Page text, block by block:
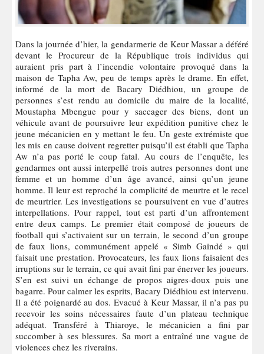
Dans la journée d’hier, la gendarmerie de Keur Massar a déféré
devant le Procureur de la République trois individus qui
auraient pris part à l’incendie volontaire provoqué dans la
maison de Tapha Aw, peu de temps après le drame. En effet,
informé de la mort de Bacary Diédhiou, un groupe de
personnes s’est rendu au domicile du maire de la localité,
Moustapha Mbengue pour y saccager des biens, dont un
véhicule avant de poursuivre leur expédition punitive chez le
jeune mécanicien en y mettant le feu. Un geste extrémiste que
les mis en cause doivent regretter puisqu’il est établi que Tapha
Aw n’a pas porté le coup fatal. Au cours de l’enquête, les
gendarmes ont aussi interpellé trois autres personnes dont une
femme et un homme d’un âge avancé, ainsi qu’un jeune
homme. Il leur est reproché la complicité de meurtre et le recel
de meurtrier. Les investigations se poursuivent en vue d’autres
interpellations. Pour rappel, tout est parti d’un affrontement
entre deux camps. Le premier était composé de joueurs de
football qui s’activaient sur un terrain, le second d’un groupe
de faux lions, communément appelé « Simb Gaindé » qui
faisait une prestation. Provocateurs, les faux lions faisaient des
irruptions sur le terrain, ce qui avait fini par énerver les joueurs.
S’en est suivi un échange de propos aigres-doux puis une
bagarre. Pour calmer les esprits, Bacary Diédhiou est intervenu.
Il a été poignardé au dos. Evacué à Keur Massar, il n’a pas pu
recevoir les soins nécessaires faute d’un plateau technique
adéquat. Transféré à Thiaroye, le mécanicien a fini par
succomber à ses blessures. Sa mort a entraîné une vague de
violences chez les riverains.